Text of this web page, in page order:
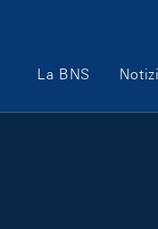
Main Navigation
La BNS